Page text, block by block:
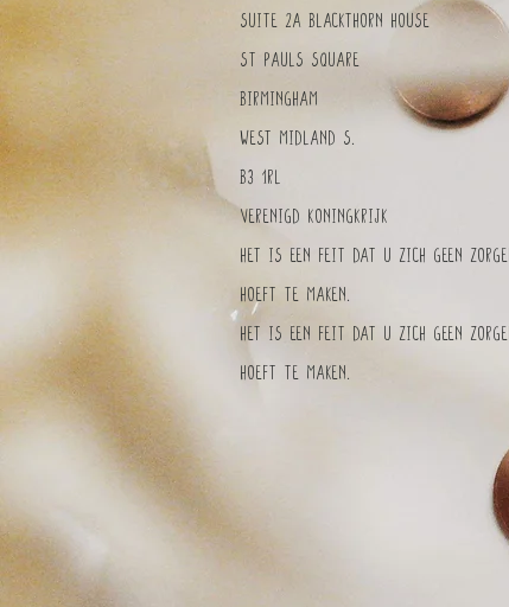
Suite 2a Blackthorn House
St Pauls Square
Birmingham
West Midland S.
B3 1RL
Verenigd Koningkrijk
Het is een feit dat u zich geen
hoeft te maken.
Het is een feit dat u zich geen
hoeft te maken.